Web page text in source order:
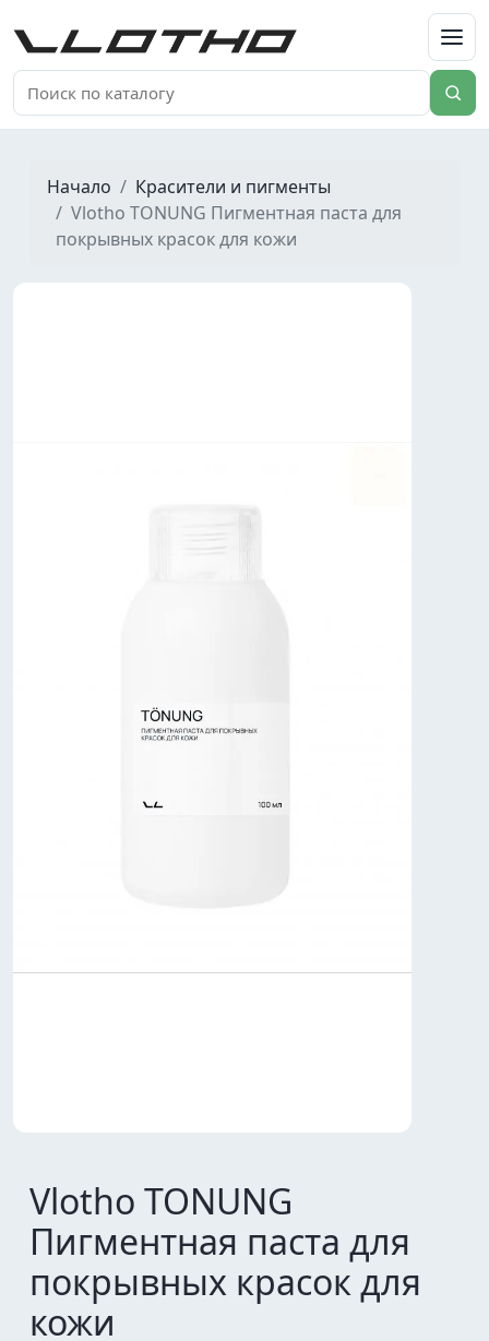
VLOTHO
Начало
Красители и пигменты
Vlotho TONUNG Пигментная паста для
покрывных красок для кожи
Vlotho TONUNG
Пигментная паста для
покрывных красок для
кожи